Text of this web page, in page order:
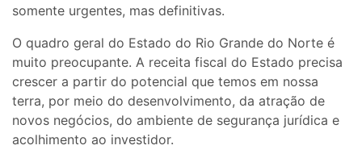
somente urgentes, mas definitivas.
O quadro geral do Estado do Rio Grande do Norte é
muito preocupante. A receita fiscal do Estado precisa
crescer a partir do potencial que temos em nossa
terra, por meio do desenvolvimento, da atração de
novos negócios, do ambiente de segurança jurídica e
acolhimento ao investidor.